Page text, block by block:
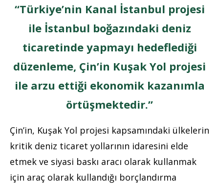
“Türkiye’nin Kanal İstanbul projesi
ile İstanbul boğazındaki deniz
ticaretinde yapmayı hedeflediği
düzenleme, Çin’in Kuşak Yol projesi
ile arzu ettiği ekonomik kazanımla
örtüşmektedir.”
Çin’in, Kuşak Yol projesi kapsamındaki ülkelerin
kritik deniz ticaret yollarının idaresini elde
etmek ve siyasi baskı aracı olarak kullanmak
için araç olarak kullandığı borçlandırma